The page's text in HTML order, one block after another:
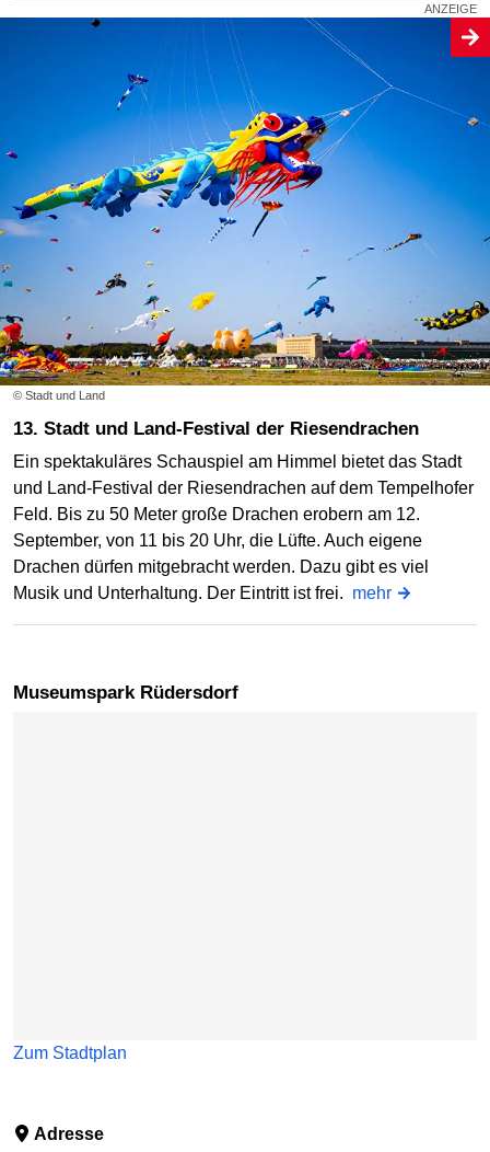
© Stadt und Land
13. Stadt und Land-Festival der Riesendrachen
Ein spektakuläres Schauspiel am Himmel bietet das Stadt
und Land-Festival der Riesendrachen auf dem Tempelhofer
Feld. Bis zu 50 Meter große Drachen erobern am 12.
September, von 11 bis 20 Uhr, die Lüfte. Auch eigene
Drachen dürfen mitgebracht werden. Dazu gibt es viel
Musik und Unterhaltung. Der Eintritt ist frei. mehr
Museumspark Rüdersdorf
Zum Stadtplan
Adresse